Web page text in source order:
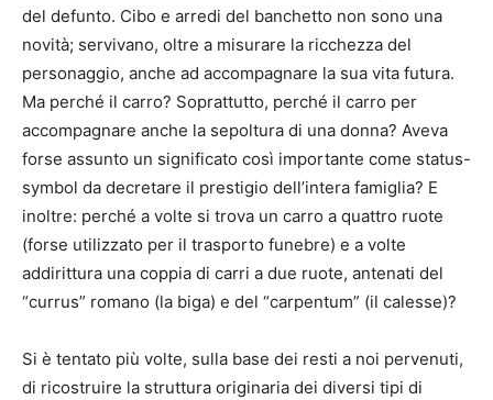
del defunto. Cibo e arredi del banchetto non sono una
novità; servivano, oltre a misurare la ricchezza del
personaggio, anche ad accompagnare la sua vita futura.
Ma perché il carro? Soprattutto, perché il carro per
accompagnare anche la sepoltura di una donna? Aveva
forse assunto un significato così importante come status-
symbol da decretare il prestigio dell’intera famiglia? E
inoltre: perché a volte si trova un carro a quattro ruote
(forse utilizzato per il trasporto funebre) e a volte
addirittura una coppia di carri a due ruote, antenati del
“currus” romano (la biga) e del “carpentum” (il calesse)?
Si è tentato più volte, sulla base dei resti a noi pervenuti,
di ricostruire la struttura originaria dei diversi tipi di